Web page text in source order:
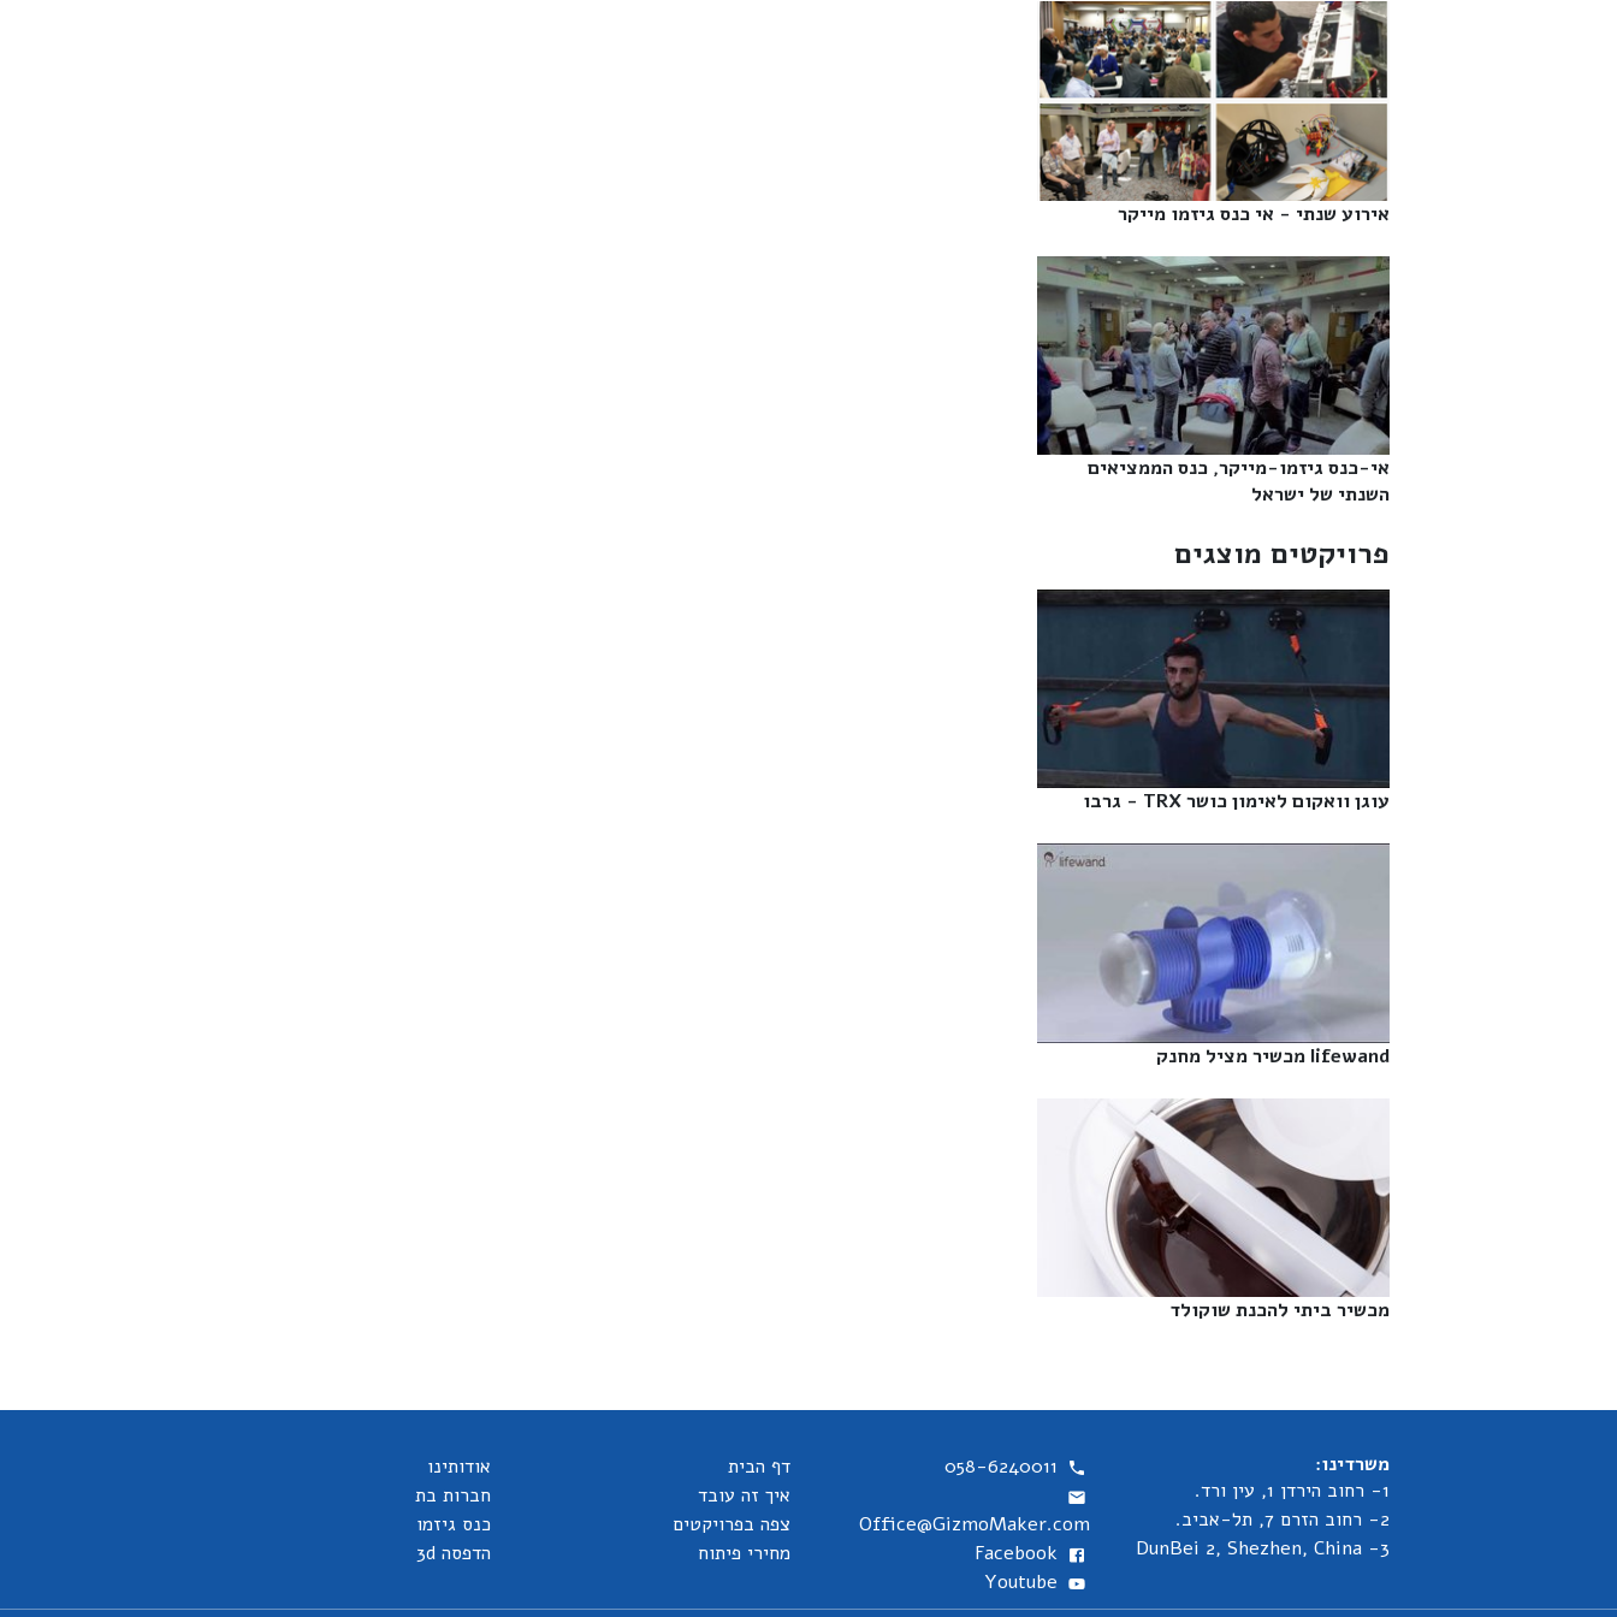
אירוע שנתי - אי כנס גיזמו מייקר‎
אי-כנס גיזמו-מייקר, כנס הממציאים
השנתי של ישראל‎
פרויקטים מוצגים
עוגן וואקום לאימון כושר TRX - גרבו‎
lifewand מכשיר מציל מחנק‎
מכשיר ביתי להכנת שוקולד‎
משרדינו:
1- רחוב הירדן 1, עין ורד.
2- רחוב הזרם 7, תל-אביב.
3- DunBei 2, Shezhen, China
058-6240011
Office@GizmoMaker.com
Facebook
Youtube
דף הבית
איך זה עובד
צפה בפרויקטים
מחירי פיתוח
אודותינו
חברות בת
כנס גיזמו
הדפסה 3d